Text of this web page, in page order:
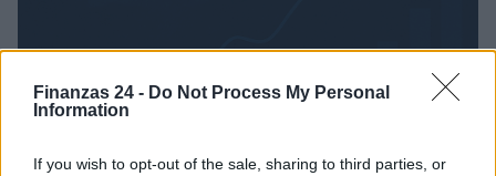
Finanzas 24 - Do Not Process My Personal
Information
If you wish to opt-out of the sale, sharing to third parties, or